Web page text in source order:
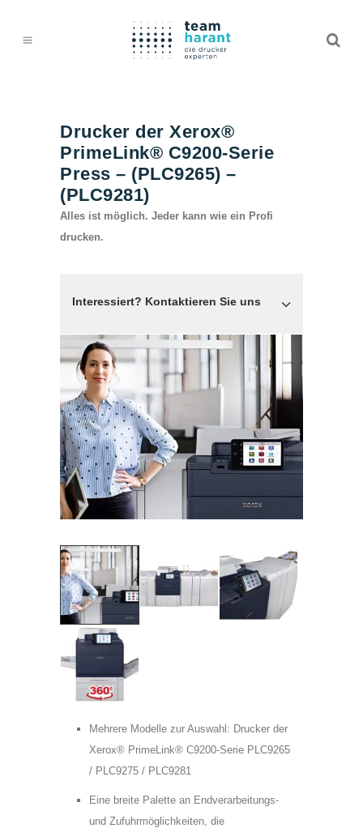
Drucker der Xerox®
PrimeLink® C9200-Serie
Press – (PLC9265) –
(PLC9281)
Alles ist möglich. Jeder kann wie ein Profi
drucken.
Interessiert? Kontaktieren Sie uns
TEAM HARANT GMBH & CO. KG
Telefon:
Adress:
Postleitzahl:
Stadt:
Mehrere Modelle zur Auswahl: Drucker der
Xerox® PrimeLink® C9200-Serie PLC9265
/ PLC9275 / PLC9281
Eine breite Palette an Endverarbeitungs-
und Zufuhrmöglichkeiten, die